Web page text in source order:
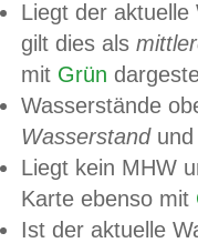
Liegt der
gilt dies als
mit Grün
Wasserstände
Wasserstandund
Liegt kein MHW
Karte ebenso mit
Ist der aktuelle